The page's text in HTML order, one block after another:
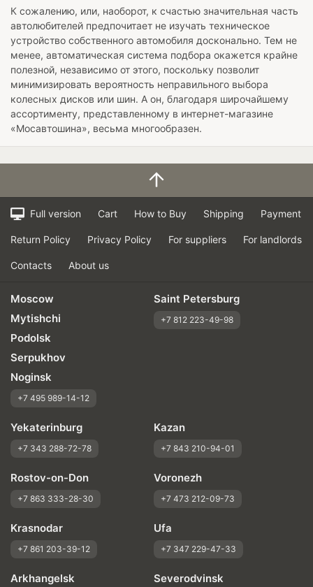
К сожалению, или, наоборот, к счастью значительная часть
автолюбителей предпочитает не изучать техническое
устройство собственного автомобиля досконально. Тем не
менее, автоматическая система подбора окажется крайне
полезной, независимо от этого, поскольку позволит
минимизировать вероятность неправильного выбора
колесных дисков или шин. А он, благодаря широчайшему
ассортименту, представленному в интернет-магазине
«Мосавтошина», весьма многообразен.
Full version Cart How to Buy Shipping Payment
Return Policy Privacy Policy For suppliers For landlords
Contacts About us
Moscow
Mytishchi
Podolsk
Serpukhov
Noginsk
+7 495 989-14-12
Saint Petersburg
+7 812 223-49-98
Yekaterinburg
+7 343 288-72-78
Kazan
+7 843 210-94-01
Rostov-on-Don
+7 863 333-28-30
Voronezh
+7 473 212-09-73
Krasnodar
+7 861 203-39-12
Ufa
+7 347 229-47-33
Arkhangelsk Severodvinsk